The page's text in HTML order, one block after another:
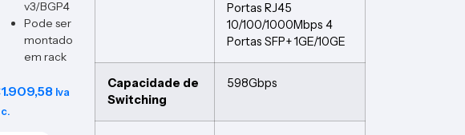
v3/BGP4
Pode ser
montado
em rack
1.909,58 Iva
Portas RJ45
10/100/1000Mbps 4
Portas SFP+ 1GE/10GE
Capacidade de
Switching
598Gbps